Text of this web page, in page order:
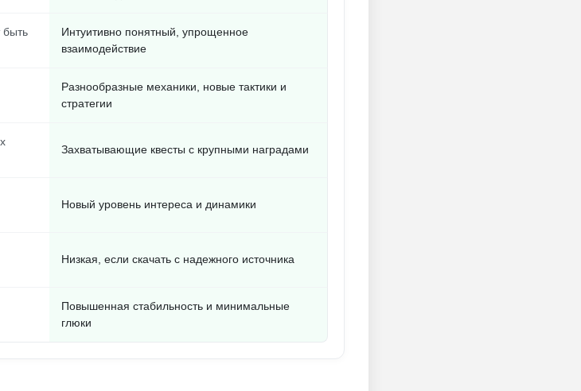
быть
Интуитивно понятный, упрощенное
взаимодействие
Разнообразные механики, новые тактики и
стратегии
Захватывающие квесты с крупными наградами
Новый уровень интереса и динамики
Низкая, если скачать с надежного источника
Повышенная стабильность и минимальные
глюки